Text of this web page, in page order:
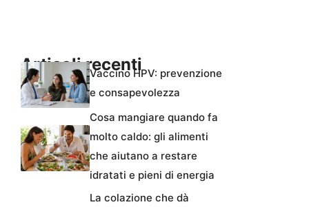
Articoli recentiVaccino HPV: prevenzione
e consapevolezza
Cosa mangiare quando fa
molto caldo: gli alimenti
che aiutano a restare
idratati e pieni di energia
La colazione che dà